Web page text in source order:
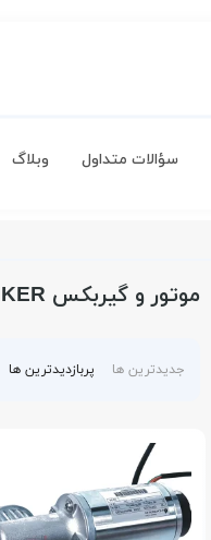
سؤالات متداول وبلاگ
موتور و گیربکس DUNKER آلمان
جدیدترین ها پربازدیدترین ها